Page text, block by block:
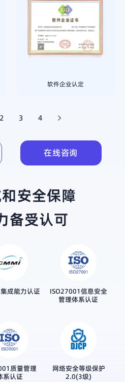
软件企业认定
2 3 4
在线咨询
安全保障
备受认可
成能力认证
ISO27001信息安全
管理体系认证
质量管理
系认证
网络安全等级保护
2.0(3级)